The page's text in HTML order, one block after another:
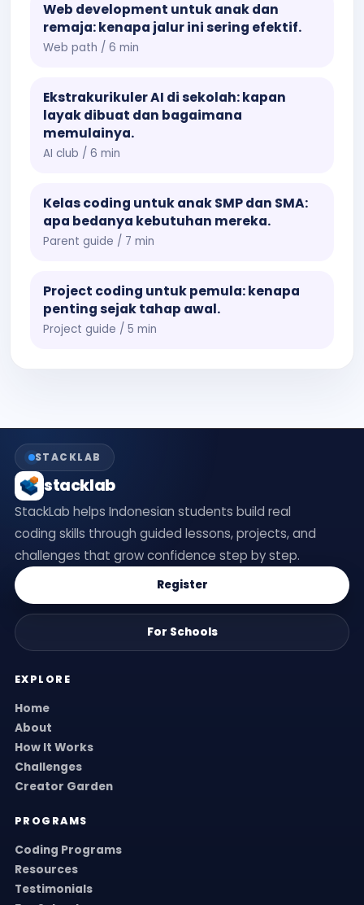
Web development untuk anak dan
remaja: kenapa jalur ini sering efektif.
Web path / 6 min
Ekstrakurikuler AI di sekolah: kapan
layak dibuat dan bagaimana
memulainya.
AI club / 6 min
Kelas coding untuk anak SMP dan SMA:
apa bedanya kebutuhan mereka.
Parent guide / 7 min
Project coding untuk pemula: kenapa
penting sejak tahap awal.
Project guide / 5 min
STACKLAB
stacklab
StackLab helps Indonesian students build real
coding skills through guided lessons, projects, and
challenges that grow confidence step by step.
Register
For Schools
EXPLORE
Home
About
How It Works
Challenges
Creator Garden
PROGRAMS
Coding Programs
Resources
Testimonials